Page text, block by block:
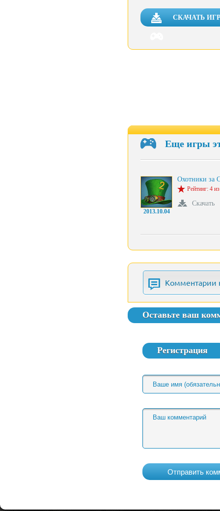
СКАЧАТЬ
Еще игры
2013.10.04
Охотники за
Рейтинг: 4
Скачать
Комментарии
Оставьте ваш
Регистрация